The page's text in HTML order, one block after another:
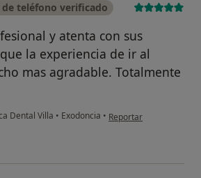
teléfono verificado
y atenta con sus
la experiencia de ir al
mas agradable. Totalmente
Dental Villa • Exodoncia • en opinión del usuario
Reportar